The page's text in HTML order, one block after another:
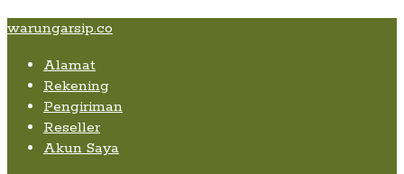
Skip
content
Skip
navigation
Skip
content
warungarsip.co
Alamat
Rekening
Pengiriman
Reseller
Akun Saya